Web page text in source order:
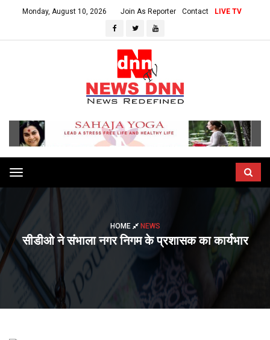
Monday, August 10, 2026 Join As Reporter Contact LIVE TV
Toggle
navigation
HOME NEWS
सीडीओ ने संभाला नगर निगम के प्रशासक का कार्यभार